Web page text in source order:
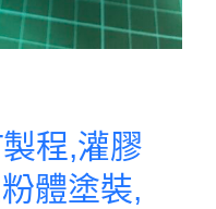
程,灌膠
體塗裝,